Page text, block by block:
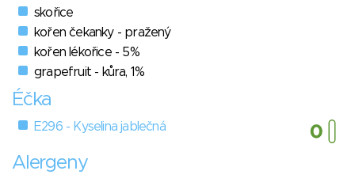
skořice
kořen čekanky - pražený
kořen lékořice - 5%
grapefruit - kůra, 1%
Éčka
E296 - Kyselina jablečná
Alergeny